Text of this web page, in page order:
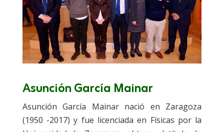
Asunción García Mainar
Asunción García Mainar nació en Zaragoza
(1950 -2017) y fue licenciada en Físicas por la